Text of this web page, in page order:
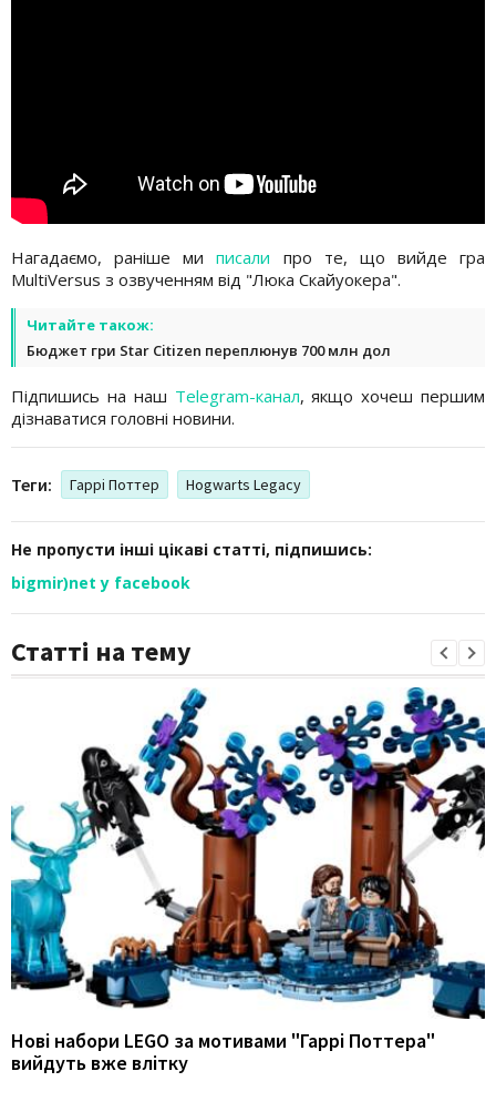
Нагадаємо, раніше миписали про те, що вийде гра
MultiVersus з озвученням від "Люка Скайуокера".
Читайте також:
Бюджет гри Star Citizen переплюнув 700 млн дол
Підпишись на наш Telegram-канал, якщо хочеш першим
дізнаватися головні новини.
Теги: Гаррі Поттер Hogwarts Legacy
Не пропусти інші цікаві статті, підпишись:
bigmir)net у facebook
Статті на тему
Нові набори LEGO за мотивами "Гаррі Поттера"
вийдуть вже влітку